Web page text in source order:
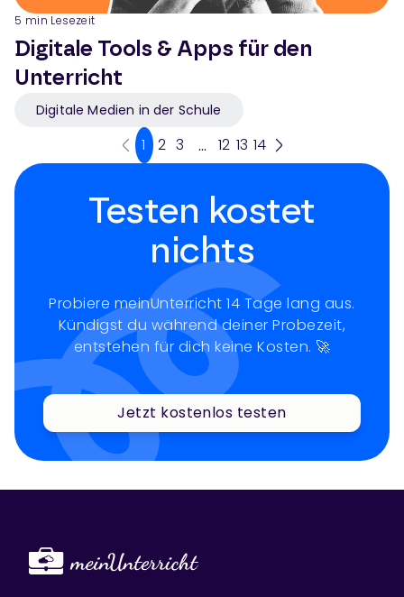
5 min Lesezeit
Digitale Tools & Apps für den
Unterricht
Digitale Medien in der Schule
1 2 3 ... 12 13 14
Testen kostet
nichts
Probiere meinUnterricht 14 Tage lang aus.
Kündigst du während deiner Probezeit,
entstehen für dich keine Kosten. 🚀
Jetzt kostenlos testen